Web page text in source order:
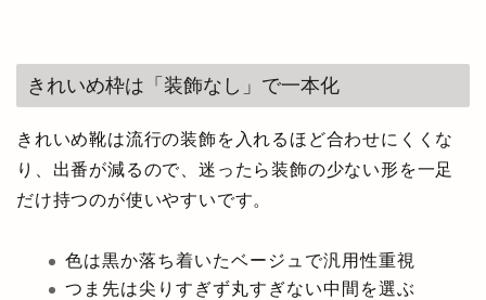
きれいめ枠は「装飾なし」で一本化
きれいめ靴は流行の装飾を入れるほど合わせにくくな
り、出番が減るので、迷ったら装飾の少ない形を一足
だけ持つのが使いやすいです。
色は黒か落ち着いたベージュで汎用性重視
つま先は尖りすぎず丸すぎない中間を選ぶ